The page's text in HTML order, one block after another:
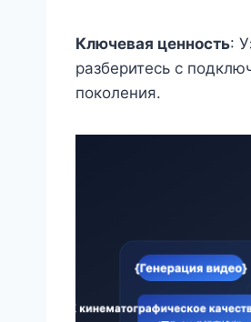
Ключевая ценность:
разберитесь с
поколения.